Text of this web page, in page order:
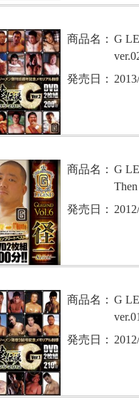
商品名： G
発売日：
商品名： G
Then
発売日：
商品名： G
発売日：